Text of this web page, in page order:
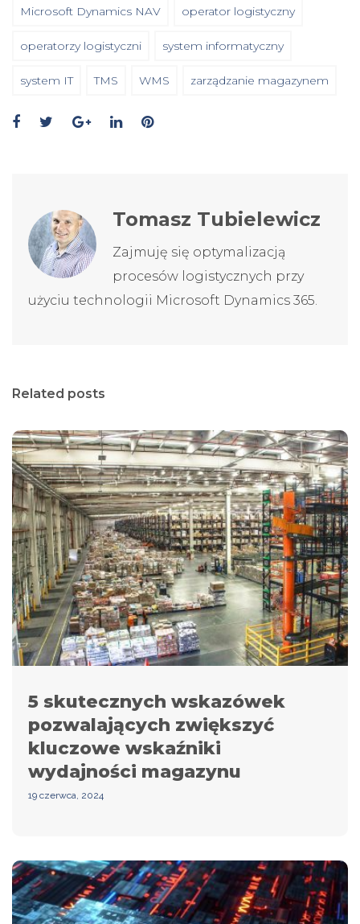
Microsoft Dynamics NAV operator logistyczny
operatorzy logistyczni system informatyczny
system IT TMS WMS zarządzanie magazynem
Tomasz Tubielewicz
Zajmuję się optymalizacją
procesów logistycznych przy
użyciu technologii Microsoft Dynamics 365.
Related posts
5 skutecznych wskazówek
pozwalających zwiększyć
kluczowe wskaźniki
wydajności magazynu
19 czerwca, 2024